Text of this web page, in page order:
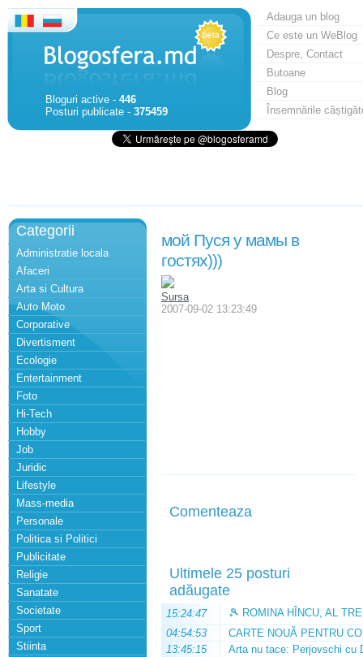
Bloguri active - 446
Posturi publicate - 375459
Adauga un blog
Ce este un WeBlog
Despre, Contact
Butoane
Blog
Însemnările
Categorii
Administratie locala
Afaceri
Arta si Cultura
Auto Moto
Corporative
Divertisment
Ecologie
Entertainment
Foto
Hi-Tech
Hobby
Job
Juridic
Lifestyle
Mass-media
Personale
Politica si Politici
Publicitate
Religie
Sanatate
Societate
Sport
Stiinta
мой Пуся у мамы в
гостях)))
Sursa
2007-09-02 13:23:49
Comenteaza
Ultimele 25 posturi
adăugate
15:24:47
🎾 ROMINA HÎNCU, AL
04:54:53
CARTE NOUĂ PENTRU
13:45:15
Arta nu tace: Perjovschi cu